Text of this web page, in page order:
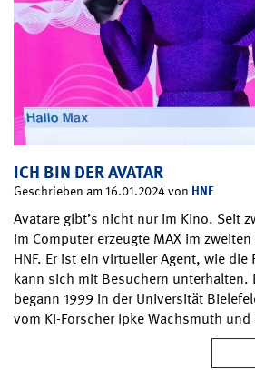
ICH BIN DER AVATAR
Geschrieben am 16.01.2024 von HNF
Avatare gibt’s nicht nur im Kino. Seit
im Computer erzeugte MAX im
HNF. Er ist ein virtueller Agent, wie die
kann sich mit Besuchern unterhalten.
begann 1999 in der Universität
vom KI-Forscher Ipke Wachsmuth